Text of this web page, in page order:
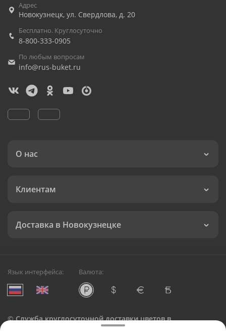
Адрес
Новокузнецк, ул. Свердлова, д. 20
Бесплатно. Круглосуточно
8-800-333-0905
По любым вопросам
info@rus-buket.ru
О нас
Клиентам
Доставка в Новокузнецке
Язык интерфейса: Валюта:
©Служба круглосуточной доставки цветов в